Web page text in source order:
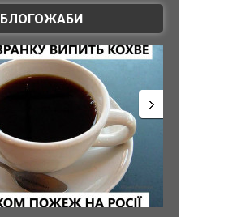
БЛОГОЖАБИ